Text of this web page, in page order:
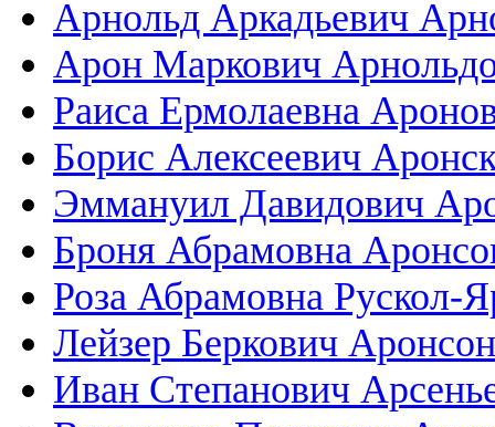
Арнольд Аркадьевич
Арон Маркович
Раиса Ермолаевна
Борис Алексеевич
Эммануил Давидович
Броня Абрамовна
Роза Абрамовна Рускол-
Лейзер Беркович Аронсон
Иван Степанович